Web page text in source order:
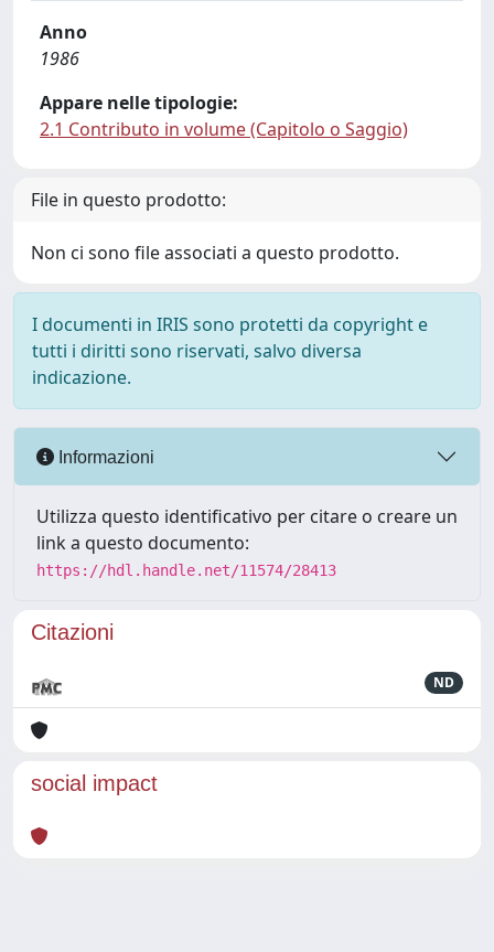
Anno
1986
Appare nelle tipologie:
2.1 Contributo in volume (Capitolo o Saggio)
File in questo prodotto:
Non ci sono file associati a questo prodotto.
I documenti in IRIS sono protetti da copyright e
tutti i diritti sono riservati, salvo diversa
indicazione.
Informazioni
Utilizza questo identificativo per citare o creare un
link a questo documento:
https://hdl.handle.net/11574/28413
Citazioni
ND
social impact